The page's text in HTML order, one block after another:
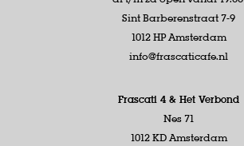
Sint Barberenstraat 7-9
1012 HP Amsterdam
info@frascaticafe.nl
Frascati 4 & Het Verbond
Nes 71
1012 KD Amsterdam